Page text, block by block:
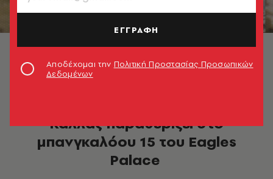
Η Μαρία Κάλλας στο Eagles Palace το καλοκαίρι του
Κάλλας παραθερίζει στο
μπανγκαλόου 15 του Eagles
Palace
ΕΓΓΡΑΦΗ
Αποδέχομαι την Πολιτική Προστασίας Προσωπικών
Δεδομένων